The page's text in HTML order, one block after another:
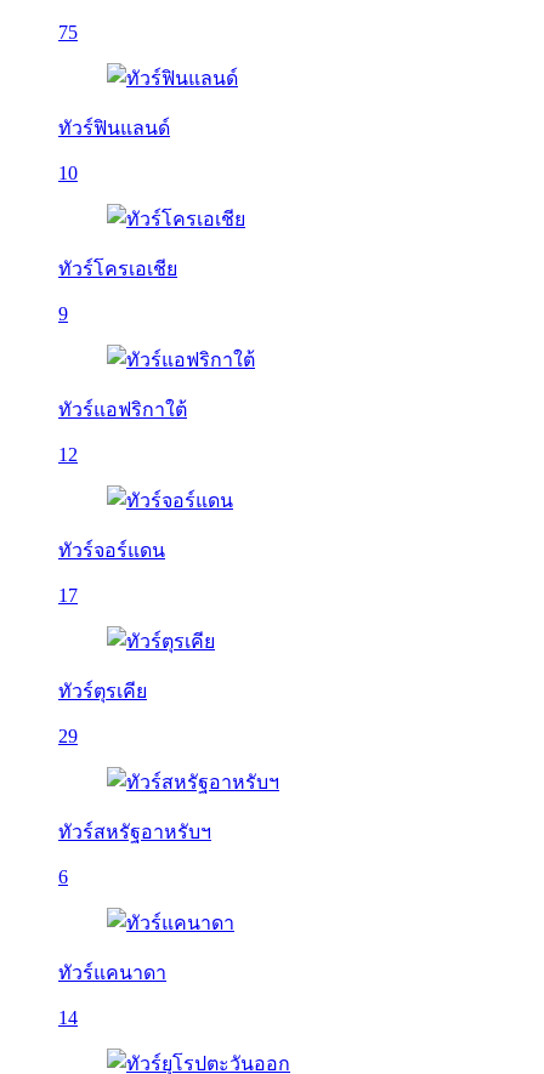
75
ทัวร์ฟินแลนด์
10
ทัวร์โครเอเชีย
9
ทัวร์แอฟริกาใต้
12
ทัวร์จอร์แดน
17
ทัวร์ตุรเคีย
29
ทัวร์สหรัฐอาหรับฯ
6
ทัวร์แคนาดา
14